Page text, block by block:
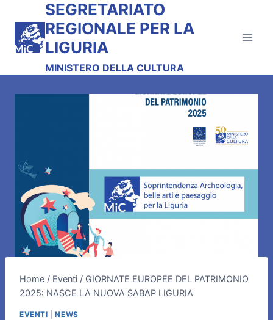
contenuto
SEGRETARIATO
REGIONALE PER LA
LIGURIA
MINISTERO DELLA CULTURA
Home / Eventi / GIORNATE EUROPEE DEL PATRIMONIO
2025: NASCE LA NUOVA SABAP LIGURIA
EVENTI |NEWS